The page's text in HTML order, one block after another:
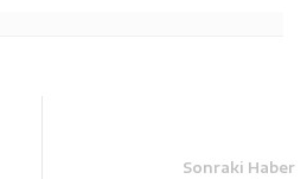
Sonraki Haber